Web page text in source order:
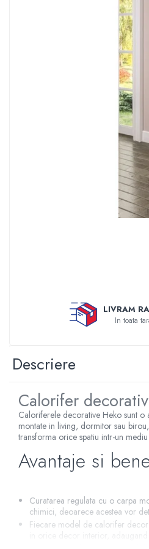
Sisteme filtrare apa Debite Mari
Sisteme filtrare apa In Trepte
Consumabile Statii medii filtrante
Consumabile Statii osmoza
Statii filtrare apa cu medii filtrante
Statii si Sisteme dezinfectie apa
Osmoza inversa rezidential
Accesorii consumabile osmoza
Ultrafiltrare recomandat pentru
Accesorii consumabile sterilizator
dedurizatoare apa
Accesorii incalzire in pardoseala
Automatizare incalzire in
pardoseala
Kituri incalzire in pardoseala
Cutie distribuitor incalzire in
Distribuitoare incalzire
Grup amestec si pompare
LIVRAM
In toata
Descriere
Calorifer
Caloriferele decorative Heko sunt o
montate in living, dormitor sau
transforma orice spatiu intr-un
Avantaje si
Curatarea regulata cu o carpa
chimici, deoarece acestea vor
Fiecare model de calorifer